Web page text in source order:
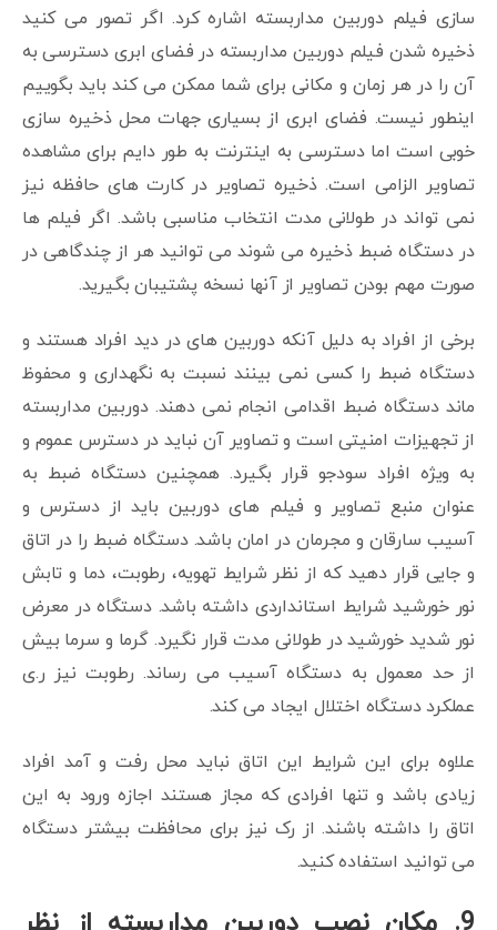
سازی فیلم دوربین مداربسته اشاره کرد. اگر تصور می کنید
ذخیره شدن فیلم دوربین مداربسته در فضای ابری دسترسی به
آن را در هر زمان و مکانی برای شما ممکن می کند باید بگوییم
اینطور نیست. فضای ابری از بسیاری جهات محل ذخیره سازی
خوبی است اما دسترسی به اینترنت به طور دایم برای مشاهده
تصاویر الزامی است. ذخیره تصاویر در کارت های حافظه نیز
نمی تواند در طولانی مدت انتخاب مناسبی باشد. اگر فیلم ها
در دستگاه ضبط ذخیره می شوند می توانید هر از چندگاهی در
صورت مهم بودن تصاویر از آنها نسخه پشتیبان بگیرید.
برخی از افراد به دلیل آنکه دوربین های در دید افراد هستند و
دستگاه ضبط را کسی نمی بینند نسبت به نگهداری و محفوظ
ماند دستگاه ضبط اقدامی انجام نمی دهند. دوربین مداربسته
از تجهیزات امنیتی است و تصاویر آن نباید در دسترس عموم و
به ویژه افراد سودجو قرار بگیرد. همچنین دستگاه ضبط به
عنوان منبع تصاویر و فیلم های دوربین باید از دسترس و
آسیب سارقان و مجرمان در امان باشد. دستگاه ضبط را در اتاق
و جایی قرار دهید که از نظر شرایط تهویه، رطوبت، دما و تابش
نور خورشید شرایط استانداردی داشته باشد. دستگاه در معرض
نور شدید خورشید در طولانی مدت قرار نگیرد. گرما و سرما بیش
از حد معمول به دستگاه آسیب می رساند. رطوبت نیز ر.ی
عملکرد دستگاه اختلال ایجاد می کند.
علاوه برای این شرایط این اتاق نباید محل رفت و آمد افراد
زیادی باشد و تنها افرادی که مجاز هستند اجازه ورود به این
اتاق را داشته باشند. از رک نیز برای محافظت بیشتر دستگاه
می توانید استفاده کنید.